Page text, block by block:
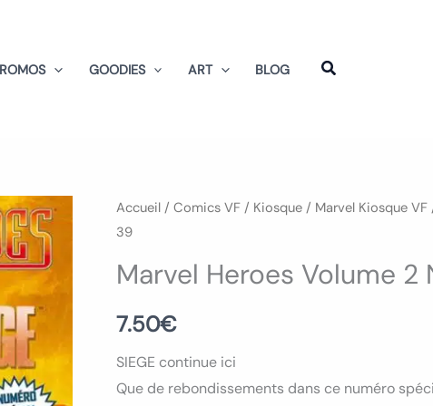
GOODIES ART BLOG
Accueil / Comics VF / Kiosque / Marvel Kiosque VF
39
Marvel Heroes Volume 2
7.50€
SIEGE continue ici
Que de rebondissements dans ce numéro
quantité
de
Marvel
Heroes
Volume
Numéro
39